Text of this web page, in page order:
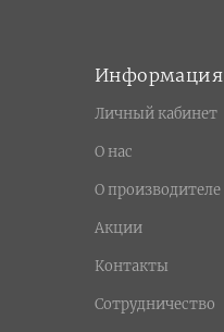
Информация
Личный кабинет
О нас
О производителе
Акции
Контакты
Сотрудничество